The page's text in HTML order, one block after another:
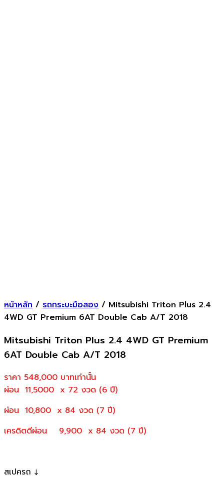
หน้าหลัก / รถกระบะมือสอง / Mitsubishi Triton Plus 2.4
4WD GT Premium 6AT Double Cab A/T 2018
Mitsubishi Triton Plus 2.4 4WD GT Premium
6AT Double Cab A/T 2018
ราคา 548,000 บาทเท่านั้น
ผ่อน 11,5000 x 72 งวด (6 ปี)
ผ่อน 10,800 x 84 งวด (7 ปี)
เครดิตดีผ่อน 9,900 x 84 งวด (7 ปี)
สเปครถ ↓